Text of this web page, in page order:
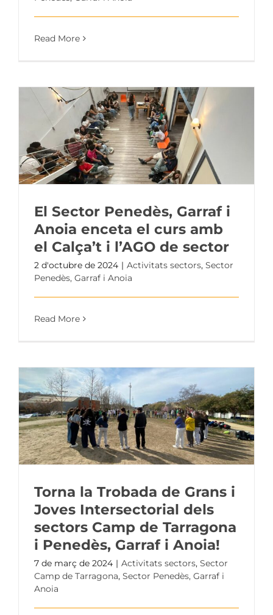
Read More
El Sector Penedès, Garraf i
Anoia enceta el curs amb
el Calça’t i l’AGO de sector
2 d'octubre de 2024 | Activitats sectors, Sector
Penedès, Garraf i Anoia
Read More
Torna la Trobada de Grans i
Joves Intersectorial dels
sectors Camp de Tarragona
i Penedès, Garraf i Anoia!
7 de març de 2024 | Activitats sectors, Sector
Camp de Tarragona, Sector Penedès, Garraf i
Anoia